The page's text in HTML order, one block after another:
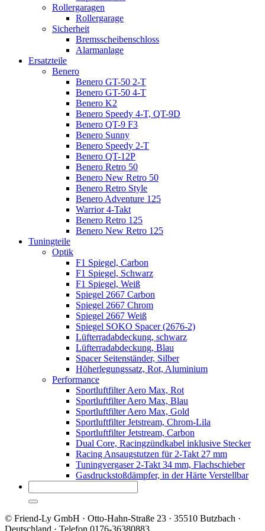
Rollergaragen
Rollergarage
Sicherheit
Bremsscheibenschloss
Alarmanlage
Ersatzteile
Benero
Benero GT-50 2-T
Benero GT-50 4-T
Benero K2
Benero Speedy 4-T, QT-9D
Benero QT-9 F3
Benero Sunny
Benero Speedy 2-T
Benero QT-12P
Benero Retro 50
Benero New Retro 50
Benero Retro Style
Benero Adventure 125
Warrior 4-Takt
Benero Retro 125
Benero New Retro 125
Tuningteile
Optik
F1 Spiegel, Carbon
F1 Spiegel, Schwarz
F1 Spiegel, Weiß
Spiegel 2667 Carbon
Spiegel 2667 Chrom
Spiegel 2667 Weiß
Spiegel SOKO Spacer (2676-2)
Lüfterradabdeckung, schwarz
Lüfterradabdeckung, Blau
Spacer Seitenständer, Silber
Höherlegungssatz, Rot, Aluminium
Performance
Sportluftfilter Aero Max, Rot
Sportluftfilter Aero Max, Blau
Sportluftfilter Aero Max, Gold
Sportluftfilter Jetstream, Chrom-Lila
Sportluftfilter Jetstream, Carbon
Dual Core, Racingzündkabel inklusive Stecker
Racing Ansaugstutzen für 2-Takt 27 mm
Tuningvergaser 2-Takt 34 mm, Flachschieber
Gasdruckstoßdämpfer, in der Härte Verstellbar
© Friend-Ly GmbH · Otto-Hahn-Straße 23 · 35510 Butzbach ·